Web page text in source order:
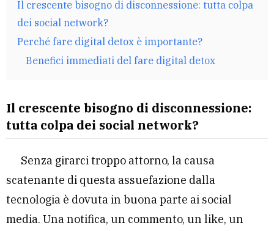
Il crescente bisogno di disconnessione: tutta colpa
dei social network?
Perché fare digital detox è importante?
Benefici immediati del fare digital detox
Il crescente bisogno di disconnessione:
tutta colpa dei social network?
Senza girarci troppo attorno, la causa
scatenante di questa assuefazione dalla
tecnologia è dovuta in buona parte ai social
media. Una notifica, un commento, un like, un